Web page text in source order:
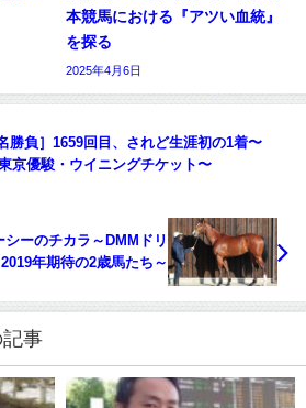
本競馬における『アツい血統』
を探る
2025年4月6日
勝負］1659回目、されど生涯初の1着〜
京優駿・ウイニングチケット〜
ーのチカラ～DMMドリ
年期待の2歳馬たち～
事